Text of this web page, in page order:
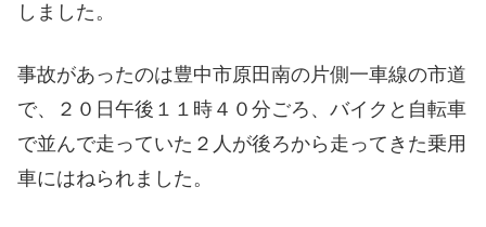
しました。
事故があったのは豊中市原田南の片側一車線の市道
で、２０日午後１１時４０分ごろ、バイクと自転車
で並んで走っていた２人が後ろから走ってきた乗用
車にはねられました。